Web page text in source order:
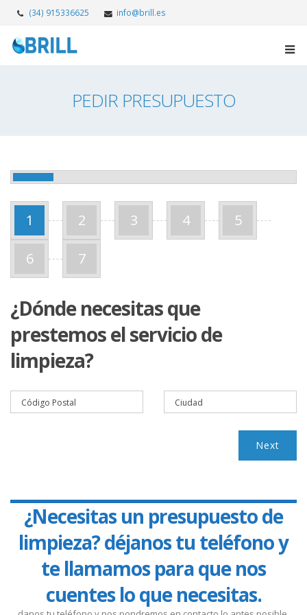
(34) 915336625 info@brill.es
PEDIR PRESUPUESTO
1 2 3 4 5
6 7
¿Dónde necesitas que
prestemos el servicio de
limpieza?
Next
¿Necesitas un presupuesto de
limpieza? déjanos tu teléfono y
te llamamos para que nos
cuentes lo que necesitas.